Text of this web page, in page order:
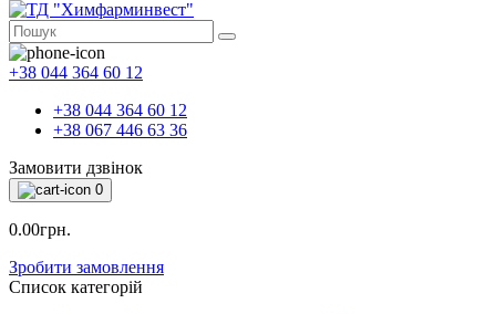
+38 044 364 60 12
+38 044 364 60 12
+38 067 446 63 36
Замовити дзвінок
0
0.00грн.
Зробити замовлення
Список категорій